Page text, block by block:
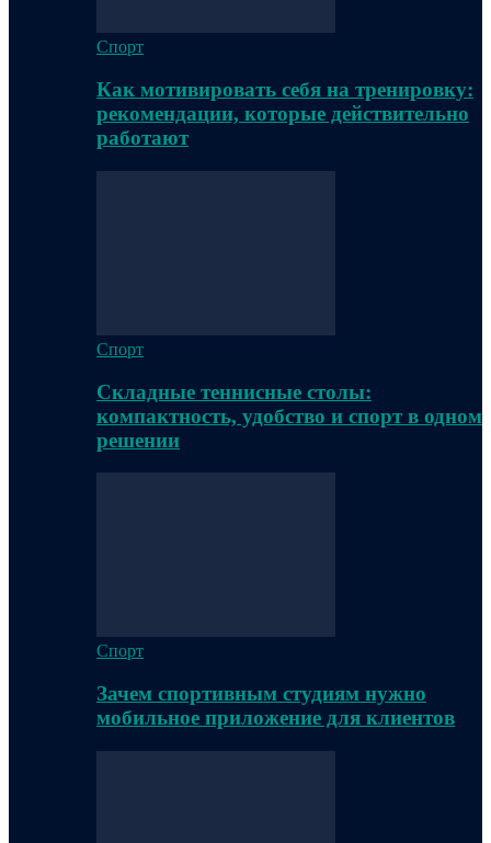
Спорт
Как мотивировать себя на тренировку:
рекомендации, которые действительно
работают
Спорт
Складные теннисные столы:
компактность, удобство и спорт в одном
решении
Спорт
Зачем спортивным студиям нужно
мобильное приложение для клиентов